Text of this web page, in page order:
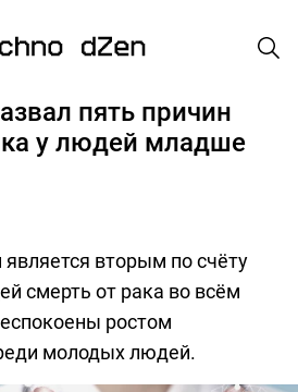
пять причин
у людей младше
вторым по счёту
смерть от рака во всём
ростом
молодых людей.